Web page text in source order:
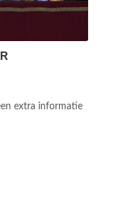
extra informatie